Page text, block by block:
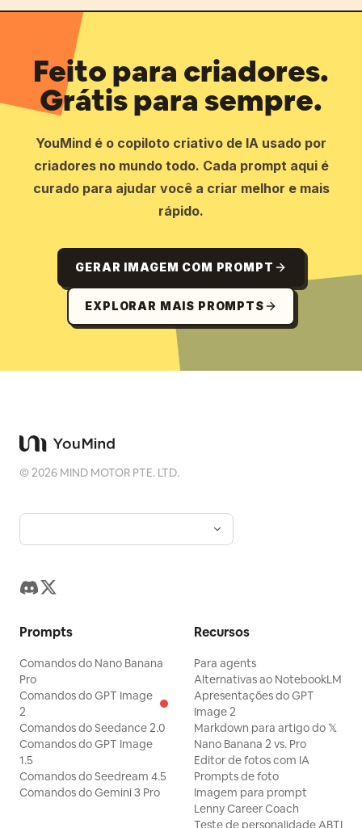
Feito para criadores.
Grátis para sempre.
YouMind é o copiloto criativo de IA usado por
criadores no mundo todo. Cada prompt aqui é
curado para ajudar você a criar melhor e mais
rápido.
GERAR IMAGEM COM PROMPT
EXPLORAR MAIS PROMPTS
©2026 MIND MOTOR PTE. LTD.
Prompts
Comandos do Nano Banana
Pro
Comandos do GPT Image
2
Comandos do Seedance 2.0
Comandos do GPT Image
1.5
Comandos do Seedream 4.5
Comandos do Gemini 3 Pro
Recursos
Para agents
Alternativas ao NotebookLM
Apresentações do GPT
Image 2
Markdown para artigo do 𝕏
Nano Banana 2 vs. Pro
Editor de fotos com IA
Prompts de foto
Imagem para prompt
Lenny Career Coach
Teste de personalidade ABTI